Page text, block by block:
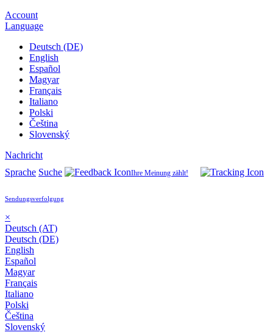
Account
Language
Deutsch (DE)
English
Español
Magyar
Français
Italiano
Polski
Čeština
Slovenský
Nachricht
Sprache Suche Ihre Meinung zählt!
Sendungsverfolgung
×
Deutsch (AT)
Deutsch (DE)
English
Español
Magyar
Français
Italiano
Polski
Čeština
Slovenský